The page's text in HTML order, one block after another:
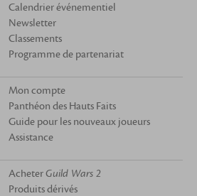
Calendrier événementiel
Newsletter
Classements
Programme de partenariat
Mon compte
Panthéon des Hauts Faits
Guide pour les nouveaux joueurs
Assistance
AcheterGuild Wars 2
Produits dérivés